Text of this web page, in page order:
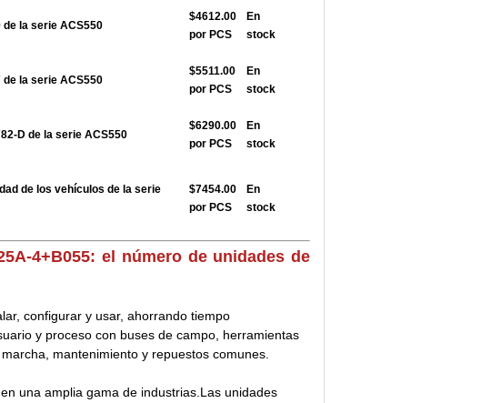
de la serie ACS550
$4612.00
por PCS
En
stock
de la serie ACS550
$5511.00
por PCS
En
stock
D de la serie ACS550
$6290.00
por PCS
En
stock
de los vehículos de la serie
$7454.00
por PCS
En
stock
4+B055: el número de unidades de
configurar y usar, ahorrando tiempo
y proceso con buses de campo, herramientas
mantenimiento y repuestos comunes.
una amplia gama de industrias.Las unidades